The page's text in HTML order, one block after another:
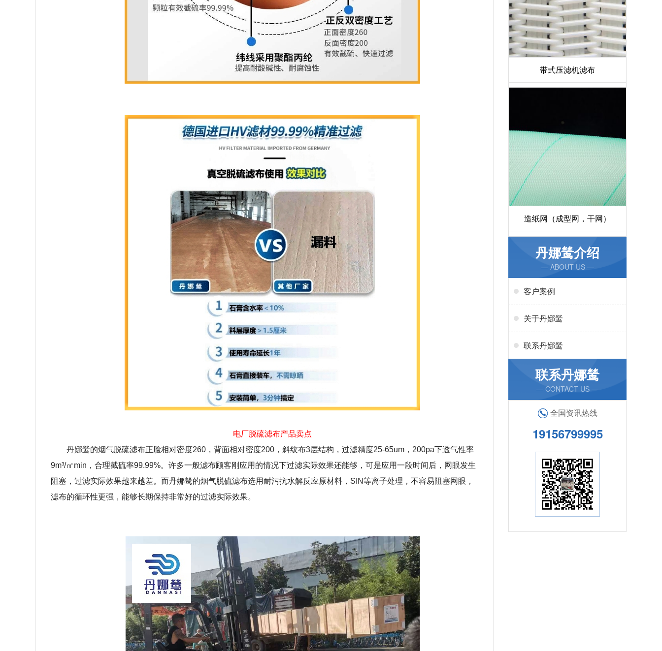
电厂脱硫滤布产品卖点
丹娜鸶的烟气脱硫滤布正脸相对密度260 ，背面相对密度200 ，斜纹布3层结构，过滤精度25-65um ， 200pa下透气性率
9m³/㎡min ，合理截硫率99.99%。许多一般滤布顾客刚应用的情况下过滤实际效果还能够，可是应用一段时间后，网眼发生
阻塞，过滤实际效果越来越差。而丹娜鸶的烟气脱硫滤布选用耐污抗水解反应原材料， SIN等离子处理，不容易阻塞网眼，
滤布的循环性更强，能够长期保持非常好的过滤实际效果。
带式压滤机滤布
造纸网（成型网，干网）
丹娜鸶介绍
— ABOUT US —
客户案例
关于丹娜鸶
联系丹娜鸶
联系丹娜鸶
— CONTACT US —
全国资讯热线
19156799995